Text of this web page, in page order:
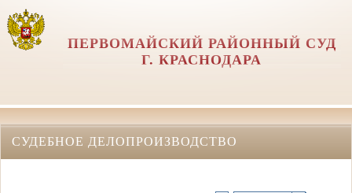
ПЕРВОМАЙСКИЙ РАЙОННЫЙ СУД
Г. КРАСНОДАРА
СУДЕБНОЕ ДЕЛОПРОИЗВОДСТВО